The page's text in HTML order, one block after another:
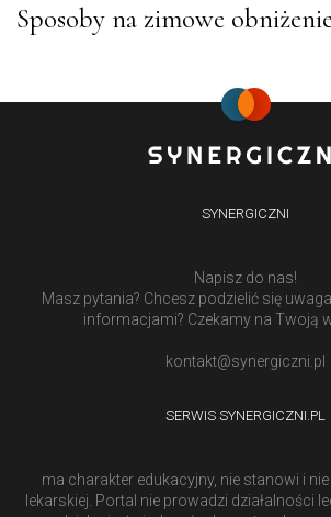
Sposoby na zimowe
SYNERGICZNI
Napisz do nas!
Masz pytania? Chcesz podzielić się
informacjami? Czekamy na Twoją
kontakt@synergiczni.pl
SERWIS SYNERGICZNI.PL
ma charakter edukacyjny, nie stanowi i
lekarskiej. Portal nie prowadzi działalności